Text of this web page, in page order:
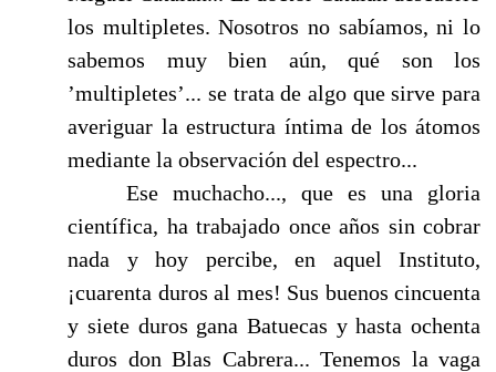
los multipletes. Nosotros no sabíamos, ni lo
sabemos muy bien aún, qué son los
’multipletes’... se trata de algo que sirve para
averiguar la estructura íntima de los átomos
mediante la observación del espectro...
Ese muchacho..., que es una gloria
científica, ha trabajado once años sin cobrar
nada y hoy percibe, en aquel Instituto,
¡cuarenta duros al mes! Sus buenos cincuenta
y siete duros gana Batuecas y hasta ochenta
duros don Blas Cabrera... Tenemos la vaga